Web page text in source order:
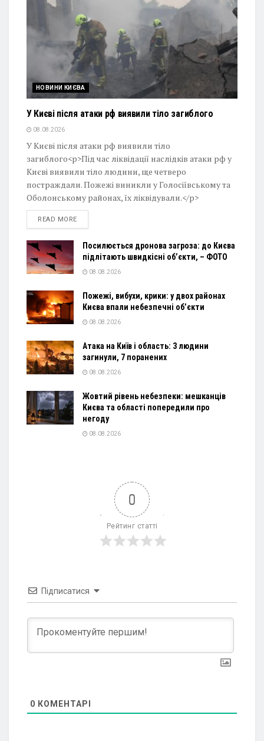
НОВИНИ КИЄВА
У Києві після атаки рф виявили тіло загиблого
08.08.2026
У Києві після атаки рф виявили тіло
загиблого<p>Під час ліквідації наслідків атаки рф у
Києві виявили тіло людини, ще четверо
постраждали. Пожежі виникли у Голосіївському та
Оболонському районах, їх ліквідували.</p>
READ MOREDETAILS
Посилюється дронова загроза: до Києва
підлітають швидкісні об’єкти, – ФОТО
08.08.2026
Пожежі, вибухи, крики: у двох районах
Києва впали небезпечні об’єкти
08.08.2026
Атака на Київ і область: 3 людини
загинули, 7 поранених
08.08.2026
Жовтий рівень небезпеки: мешканців
Києва та області попередили про
негоду
08.08.2026
0
Рейтинг статті
Підписатися
0 КОМЕНТАРІ